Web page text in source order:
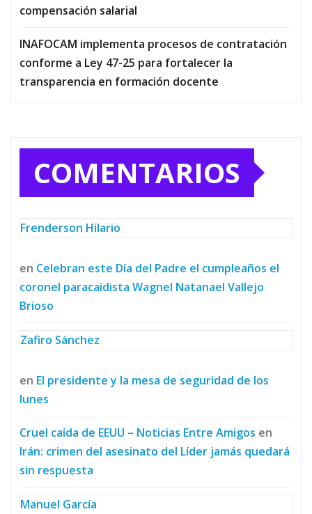
compensación salarial
INAFOCAM implementa procesos de contratación
conforme a Ley 47-25 para fortalecer la
transparencia en formación docente
COMENTARIOS
Frenderson Hilario
en Celebran este Día del Padre el cumpleaños el
coronel paracaidista Wagnel Natanael Vallejo
Brioso
Zafiro Sánchez
en El presidente y la mesa de seguridad de los
lunes
Cruel caída de EEUU – Noticias Entre Amigos en
Irán: crimen del asesinato del Líder jamás quedará
sin respuesta
Manuel García